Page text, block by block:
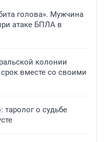
голова». Мужчина
атаке БПЛА в
колонии
вместе со своими
таролог о судьбе